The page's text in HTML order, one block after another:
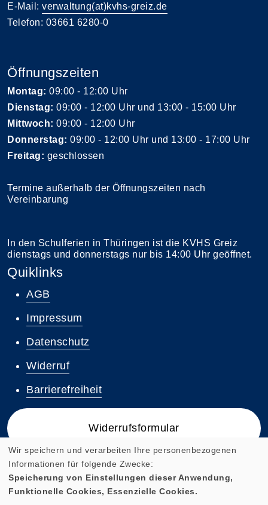
E-Mail: verwaltung(at)kvhs-greiz.de
Telefon: 03661 6280-0
Öffnungszeiten
Montag: 09:00 - 12:00 Uhr
Dienstag: 09:00 - 12:00 Uhr und 13:00 - 15:00 Uhr
Mittwoch: 09:00 - 12:00 Uhr
Donnerstag: 09:00 - 12:00 Uhr und 13:00 - 17:00 Uhr
Freitag: geschlossen
Termine außerhalb der Öffnungszeiten nach
Vereinbarung
In den Schulferien in Thüringen ist die KVHS Greiz
dienstags und donnerstags nur bis 14:00 Uhr geöffnet.
Quiklinks
AGB
Impressum
Datenschutz
Widerruf
Barrierefreiheit
Widerrufsformular
Cookie Einstellungen
Wir speichern und verarbeiten Ihre personenbezogenen
Informationen für folgende Zwecke:
Speicherung von Einstellungen dieser Anwendung,
Funktionelle Cookies, Essenzielle Cookies.